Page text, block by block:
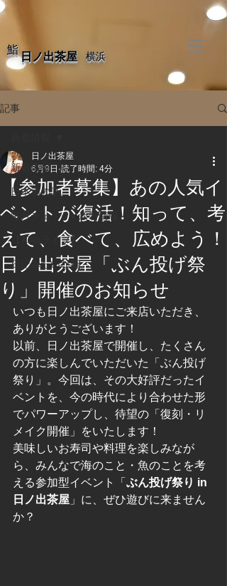
​日ノ出茶屋
​鮨
​横浜
記事
新着情報
日本酒の話。
毎月チェック✔新着情報
【和物ライブ】
日記みたいな所。
【参加者募集】あの人気イ
ベントが復活！知って、考
えて、食べて、広めよう！
日ノ出茶屋「ぶん投げ祭
り」開催のお知らせ
日ノ出茶屋
6月9日 読了時間: 4分
いつも日ノ出茶屋にご来店いただき、
ありがとうございます！
以前、日ノ出茶屋で開催し、たくさん
の方に楽しんでいただいた「ぶん投げ
祭り」。今回は、その大好評だったイ
ベントを、今の時代により合わせた形
でパワーアップし、待望の「復刻・リ
メイク開催」をいたします！
美味しいお寿司や料理を楽しみなが
ら、みんなで海のこと・魚のことを考
える参加型イベント「 ぶん投げ祭り in
日ノ出茶屋 」に、ぜひ遊びに来ません
か？